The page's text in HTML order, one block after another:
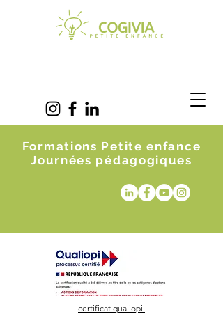
Formations Petite enfance
Journées pédagogiques
certificat qualiopi